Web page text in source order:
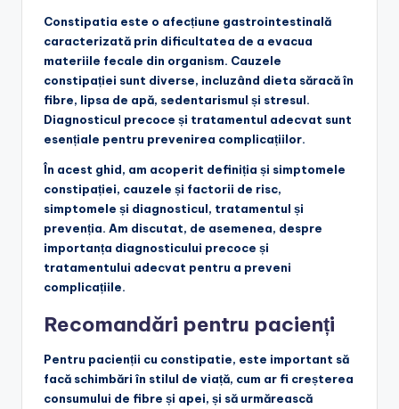
Constipatia este o afecțiune gastrointestinală
caracterizată prin dificultatea de a evacua
materiile fecale din organism. Cauzele
constipației sunt diverse, incluzând dieta săracă în
fibre, lipsa de apă, sedentarismul și stresul.
Diagnosticul precoce și tratamentul adecvat sunt
esențiale pentru prevenirea complicațiilor.
În acest ghid, am acoperit definiția și simptomele
constipației, cauzele și factorii de risc,
simptomele și diagnosticul, tratamentul și
prevenția. Am discutat, de asemenea, despre
importanța diagnosticului precoce și
tratamentului adecvat pentru a preveni
complicațiile.
Recomandări pentru pacienți
Pentru pacienții cu constipatie, este important să
facă schimbări în stilul de viață, cum ar fi creșterea
consumului de fibre și apei, și să urmărească